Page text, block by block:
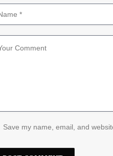
Save my name, email, and